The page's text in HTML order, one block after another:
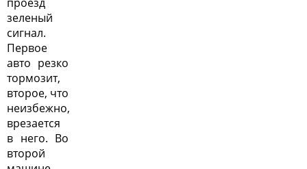
зеленый
сигнал.
Первое
авто резко
тормозит,
второе, что
неизбежно,
врезается
в него. Во
второй